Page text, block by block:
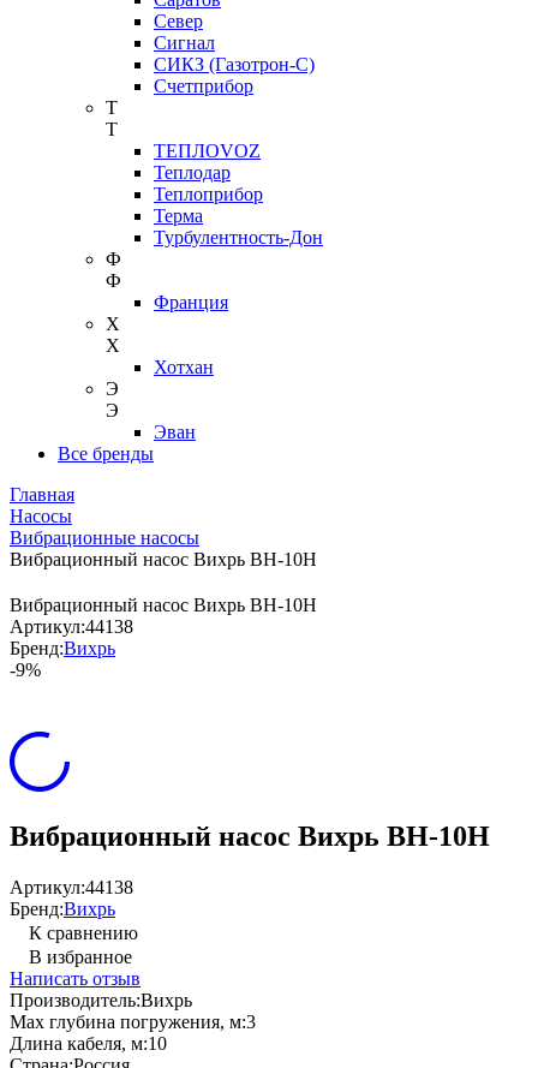
Север
Сигнал
СИКЗ (Газотрон-С)
Счетприбор
Т
Т
ТЕПЛОVOZ
Теплодар
Теплоприбор
Терма
Турбулентность-Дон
Ф
Ф
Франция
Х
Х
Хотхан
Э
Э
Эван
Все бренды
Главная
Насосы
Вибрационные насосы
Вибрационный насос Вихрь ВН-10Н
Вибрационный насос Вихрь ВН-10Н
Артикул:44138
Бренд:Вихрь
-9%
Вибрационный насос Вихрь ВН-10Н
Артикул:44138
Бренд:Вихрь
К сравнению
В избранное
Написать отзыв
Производитель:Вихрь
Max глубина погружения, м:3
Длина кабеля, м:10